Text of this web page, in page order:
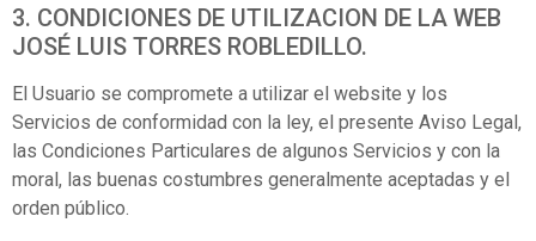
3. CONDICIONES DE UTILIZACION DE LA WEB
JOSÉ LUIS TORRES ROBLEDILLO.
El Usuario se compromete a utilizar el website y los
Servicios de conformidad con la ley, el presente Aviso Legal,
las Condiciones Particulares de algunos Servicios y con la
moral, las buenas costumbres generalmente aceptadas y el
orden público.